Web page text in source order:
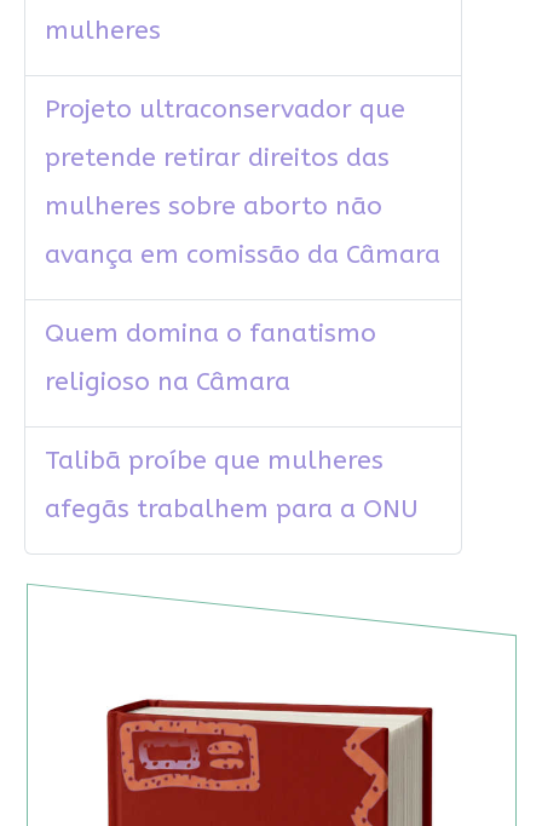
mulheres
Projeto ultraconservador que
pretende retirar direitos das
mulheres sobre aborto não
avança em comissão da Câmara
Quem domina o fanatismo
religioso na Câmara
Talibã proíbe que mulheres
afegãs trabalhem para a ONU